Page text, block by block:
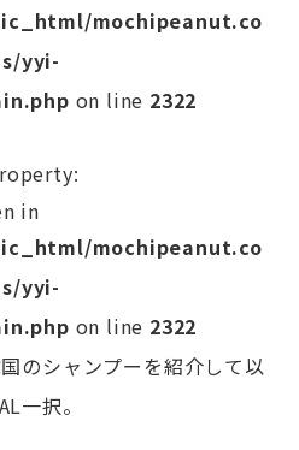
mochipeanut.co
yyi-
on line 2322
in
mochipeanut.co
yyi-
on line 2322
のシャンプーを紹介して以
一択。